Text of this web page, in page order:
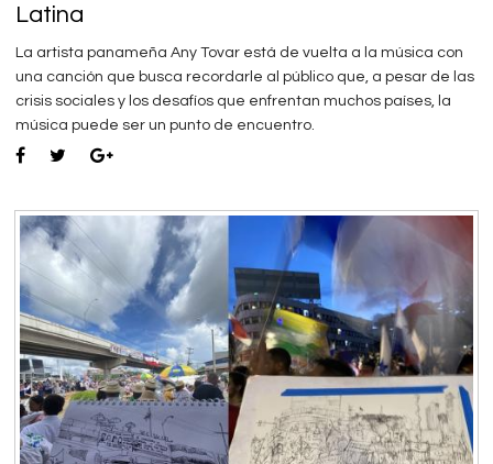
Latina
La artista panameña Any Tovar está de vuelta a la música con
una canción que busca recordarle al público que, a pesar de las
crisis sociales y los desafíos que enfrentan muchos países, la
música puede ser un punto de encuentro.